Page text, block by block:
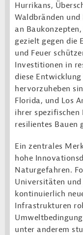
Hurrikans,
Waldbränden
an
gezielt gegen die
und Feuer
Investitionen in
diese
hervorzuheben
Florida, und Los
ihrer
resilientes Bauen
Ein zentrales
hohe
Naturgefahren.
Universitäten
kontinuierlich
Infrastrukturen
unter anderem